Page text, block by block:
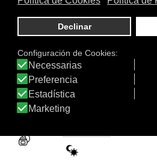
Cuerpo|Hombre|Mujer|Piel
Normal|Piel Sensible
Función
Hidratante|Manos
Textura
Tratamiento